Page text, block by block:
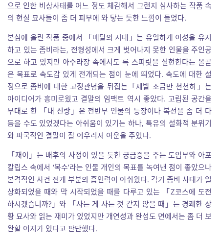
으로 인한 비상사태를 어느 정도 체감해서 그런지 심사하는 작품 속
의 현실 묘사들이 좀 더 피부에 와 닿는 듯한 느낌이 들었다.
본심에 올린 작품 중에서 「메탈의 시대」는 유일하게 이성을 유지
하고 있는 좀비라는, 전형성에서 크게 벗어나지 못한 인물을 주인공
으로 하고 있지만 아수라장 속에서도 록 스피릿을 실현한다는 올곧
은 목표로 속도감 있게 전개되는 점이 눈에 띄었다. 속도에 대한 설
정으로 좀비에 대한 고정관념을 뒤집는「제발 조금만 천천히」는
아이디어가 흥미로웠고 결말의 임팩트 역시 좋았다. 고립된 공간을
무대로 한 「내 신랑」은 전반부 인물의 등장이나 복선을 좀 더 다
듬을 수도 있었겠다는 아쉬움이 있기는 하나, 특유의 설화적 분위기
와 파국적인 결말이 잘 어우러져 여운을 주었다.
「재이」는 배후의 사정이 있을 듯한 궁금증을 주는 도입부와 아포
칼립스 속에서 ‘복수’라는 인물 개인의 목표를 녹여낸 점이 좋았으나
본격적인 사건 전개 부분의 흡인력이 아쉬웠다. 각기 좀비 사태가 일
상화되었을 때와 막 시작되었을 때를 다루고 있는 「Z코스에 도전
하시겠습니까?」와 「사는 게 사는 것 같지 않을 때」는 경쾌한 상
황 묘사와 읽는 재미가 있었지만 개연성과 완성도 면에서는 좀 더 보
완할 여지가 있다고 판단했다.